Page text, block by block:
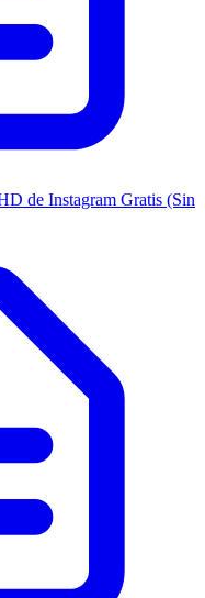
de Instagram Gratis (Sin